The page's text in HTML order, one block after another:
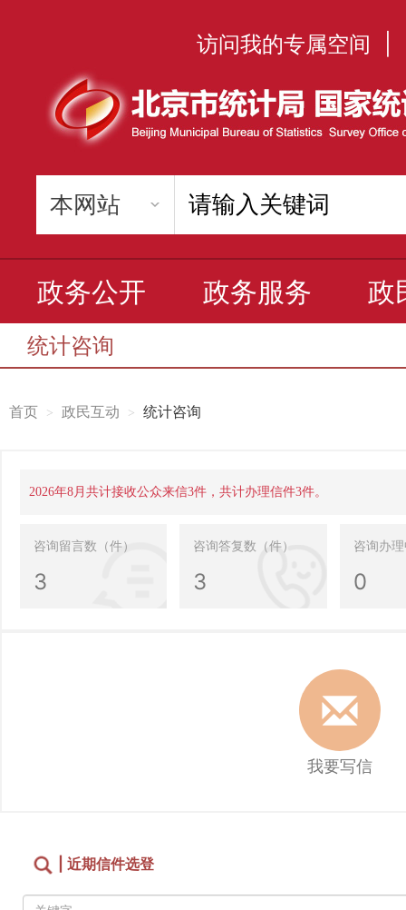
访问我的专属空间
政务公开 政务服务 政
统计咨询
首页 政民互动 统计咨询
2026年8月共计接收公众来信3件，共计办理信件3件。
咨询留言数（件）
3
咨询答复数（件）
3
咨询办
0
我要写信
| 近期信件选登